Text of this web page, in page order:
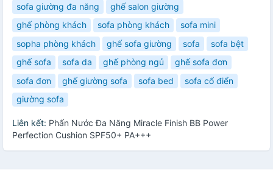
sofa giường đa năng
ghế salon giường
ghế phòng khách
sofa phòng khách
sofa mini
sopha phòng khách
ghế sofa giường sofa
sofa bệt
ghế sofa
sofa da ghế phòng ngủ
ghế sofa đơn
sofa đơn
ghế giường sofa sofa bed
sofa cổ điển
giường sofa
Liên kết: Phấn Nước Đa Năng Miracle Finish BB Power
Perfection Cushion SPF50+ PA+++